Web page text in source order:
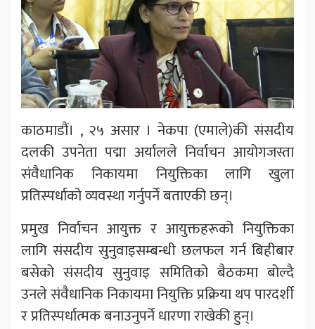
काठमाडौं। , २५ असार । नेकपा (एमाले)की संसदीय
दलकी उपनेता पद्मा अर्यालले निर्वाचन आयोगजस्ता
संवैधानिक निकायमा नियुक्तिका लागि खुला
प्रतिस्पर्धाको व्यवस्था गर्नुपर्ने बताएकी छन्।
प्रमुख निर्वाचन आयुक्त र आयुक्तहरूको नियुक्तिका
लागि संसदीय सुनुवाइसम्बन्धी छलफल गर्न बिहीबार
बसेको संसदीय सुनुवाइ समितिको बैठकमा बोल्दै
उनले संवैधानिक निकायमा नियुक्ति प्रक्रिया थप पारदर्शी
र प्रतिस्पर्धात्मक बनाउनुपर्ने धारणा राखेकी हुन्।